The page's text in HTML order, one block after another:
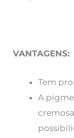
VANTAGENS:
Tem
A